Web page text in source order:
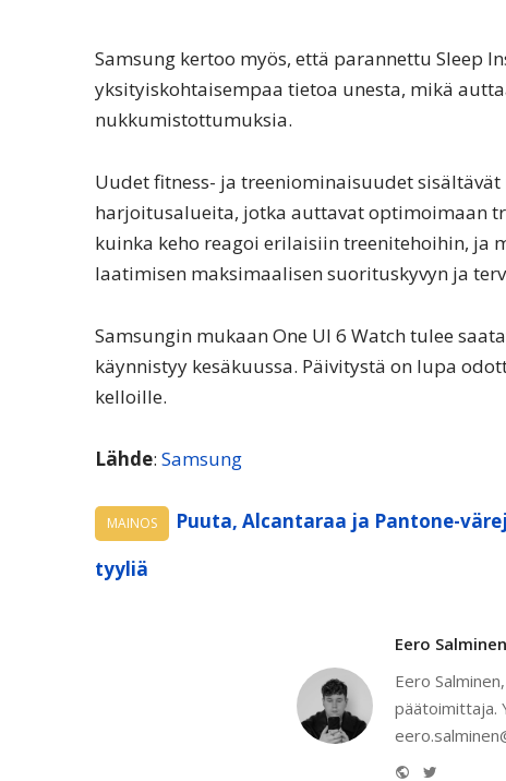
Samsung kertoo myös, että parannettu Sleep
yksityiskohtaisempaa tietoa unesta, mikä
nukkumistottumuksia.
Uudet fitness- ja treeniominaisuudet
harjoitusalueita, jotka auttavat optimoimaan
kuinka keho reagoi erilaisiin treenitehoihin,
laatimisen maksimaalisen suorituskyvyn ja
Samsungin mukaan One UI 6 Watch tulee
käynnistyy kesäkuussa. Päivitystä on lupa
kelloille.
Lähde: Samsung
MAINOS
Puuta, Alcantaraa ja Pantone-
tyyliä
Eero Salminen
Eero
päätoimittaja.
Website